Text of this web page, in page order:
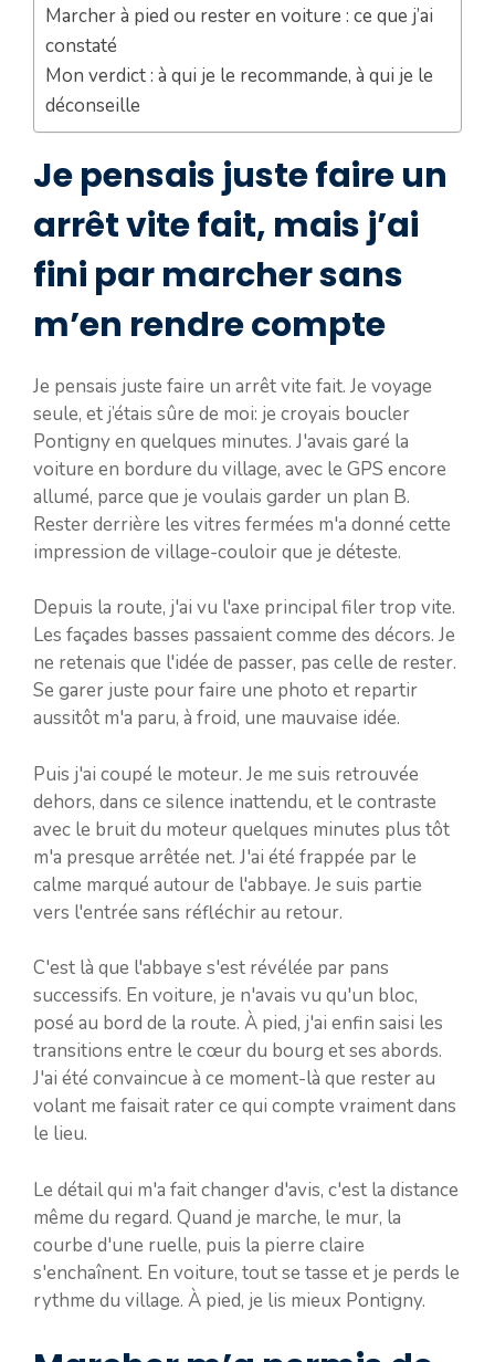
Marcher à pied ou rester en voiture : ce que j’ai
constaté
Mon verdict : à qui je le recommande, à qui je le
déconseille
Je pensais juste faire un
arrêt vite fait, mais j’ai
fini par marcher sans
m’en rendre compte
Je pensais juste faire un arrêt vite fait. Je voyage
seule, et j’étais sûre de moi: je croyais boucler
Pontigny en quelques minutes. J'avais garé la
voiture en bordure du village, avec le GPS encore
allumé, parce que je voulais garder un plan B.
Rester derrière les vitres fermées m'a donné cette
impression de village-couloir que je déteste.
Depuis la route, j'ai vu l'axe principal filer trop vite.
Les façades basses passaient comme des décors. Je
ne retenais que l'idée de passer, pas celle de rester.
Se garer juste pour faire une photo et repartir
aussitôt m'a paru, à froid, une mauvaise idée.
Puis j'ai coupé le moteur. Je me suis retrouvée
dehors, dans ce silence inattendu, et le contraste
avec le bruit du moteur quelques minutes plus tôt
m'a presque arrêtée net. J'ai été frappée par le
calme marqué autour de l'abbaye. Je suis partie
vers l'entrée sans réfléchir au retour.
C'est là que l'abbaye s'est révélée par pans
successifs. En voiture, je n'avais vu qu'un bloc,
posé au bord de la route. À pied, j'ai enfin saisi les
transitions entre le cœur du bourg et ses abords.
J'ai été convaincue à ce moment-là que rester au
volant me faisait rater ce qui compte vraiment dans
le lieu.
Le détail qui m'a fait changer d'avis, c'est la distance
même du regard. Quand je marche, le mur, la
courbe d'une ruelle, puis la pierre claire
s'enchaînent. En voiture, tout se tasse et je perds le
rythme du village. À pied, je lis mieux Pontigny.